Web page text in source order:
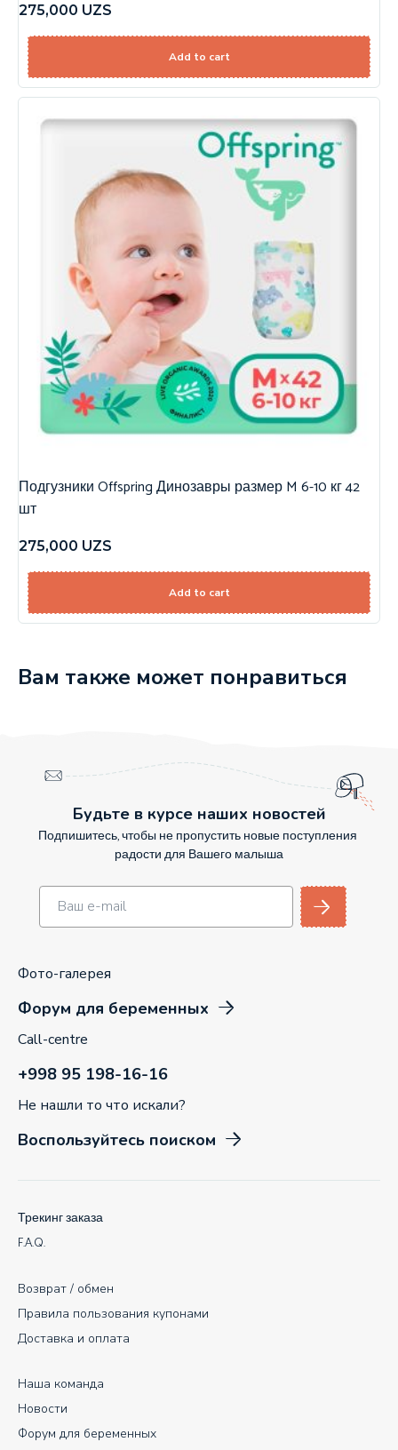
275,000 UZS
Add to cart
Подгузники Offspring Динозавры размер M 6-10 кг 42
шт
275,000 UZS
Add to cart
Вам также может понравиться
Будьте в курсе наших новостей
Подпишитесь, чтобы не пропустить новые поступления
радости для Вашего малыша
Фото-галерея
Форум для беременных
Call-centre
+998 95 198-16-16
Не нашли то что искали?
Воспользуйтесь поиском
Наша команда
Новости
Форум для беременных
Возврат / обмен
Правила пользования купонами
Доставка и оплата
Трекинг заказа
F.A.Q.